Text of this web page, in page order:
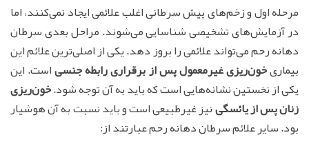
مرحله اول و زخم‌های پیش سرطانی اغلب علائمی ایجاد نمی‌کنند، اما
در آزمایش‌های تشخیصی شناسایی می‌شوند. مراحل بعدی سرطان
دهانه رحم می‌تواند علائمی را بروز دهد. یکی از اصلی‌ترین علائم این
بیماریخون‌ریزی غیرمعمول پس از برقراری رابطه جنسیاست. این
یکی از نخستین نشانه‌هایی است که باید به آن توجه شود.خون‌ریزی
زنان پس از یائسگینیز غیرطبیعی است و باید نسبت به آن هوشیار
بود. سایر علائم سرطان دهانه رحم عبارتند از: